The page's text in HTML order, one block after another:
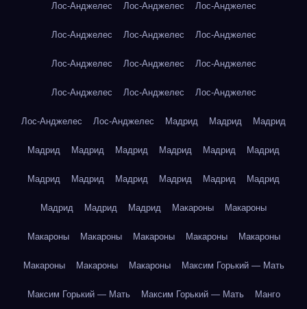
Лос-Анджелес Лос-Анджелес Лос-Анджелес
Лос-Анджелес Лос-Анджелес Лос-Анджелес
Лос-Анджелес Лос-Анджелес Лос-Анджелес
Лос-Анджелес Лос-Анджелес Лос-Анджелес
Лос-Анджелес Лос-Анджелес Мадрид Мадрид Мадрид
Мадрид Мадрид Мадрид Мадрид Мадрид Мадрид
Мадрид Мадрид Мадрид Мадрид Мадрид Мадрид
Мадрид Мадрид Мадрид Макароны Макароны
Макароны Макароны Макароны Макароны Макароны
Макароны Макароны Макароны Максим Горький — Мать
Максим Горький — Мать Максим Горький — Мать Манго